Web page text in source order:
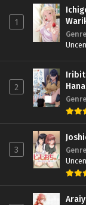
1
2
3